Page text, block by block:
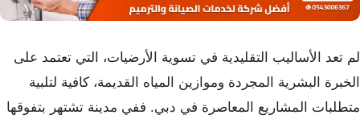
لم تعد الأساليب التقليدية في تسوية الأرضيات، التي تعتمد على
الخبرة البشرية المجردة وموازين المياه القديمة، كافية لتلبية
متطلبات المشاريع المعاصرة في دبي. ففي مدينة تشتهر بتفوقها